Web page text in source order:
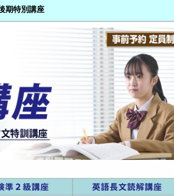
期特別講座